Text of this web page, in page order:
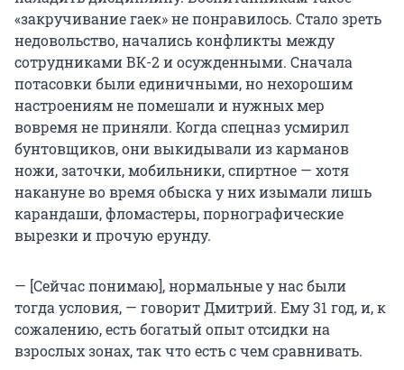
«закручивание гаек» не понравилось. Стало зреть
недовольство, начались конфликты между
сотрудниками ВК-2 и осужденными. Сначала
потасовки были единичными, но нехорошим
настроениям не помешали и нужных мер
вовремя не приняли. Когда спецназ усмирил
бунтовщиков, они выкидывали из карманов
ножи, заточки, мобильники, спиртное — хотя
накануне во время обыска у них изымали лишь
карандаши, фломастеры, порнографические
вырезки и прочую ерунду.
— [Сейчас понимаю], нормальные у нас были
тогда условия, — говорит Дмитрий. Ему 31 год, и, к
сожалению, есть богатый опыт отсидки на
взрослых зонах, так что есть с чем сравнивать.